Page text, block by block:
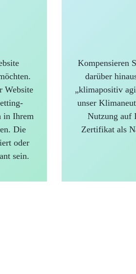
Website
in Ihrem
Die
oder
sein.
Kompensieren
darüber
„klimapositiv
unser
Nutzung auf
Zertifikat als